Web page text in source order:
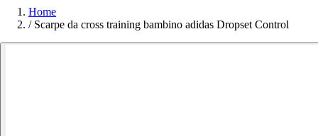
Home
/ Scarpe da cross training bambino adidas Dropset Control